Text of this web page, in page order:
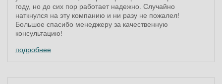
году, но до сих пор работает надежно. Случайно
наткнулся на эту компанию и ни разу не пожалел!
Большое спасибо менеджеру за качественную
консультацию!
подробнее